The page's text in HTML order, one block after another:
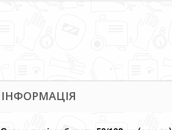
ІНФОРМАЦІЯ